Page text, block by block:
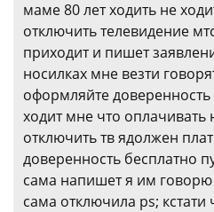
маме 80 лет ходить не
отключить телевидение
приходит и пишет
носилках мне везти
оформляйте
ходит мне что оплачивать
отключить тв ядолжен
доверенность бесплатно
сама напишет я им
сама отключила ps;